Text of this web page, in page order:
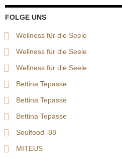
FOLGE UNS
Wellness für die Seele
Wellness für die Seele
Wellness für die Seele
Bettina Tepasse
Bettina Tepasse
Bettina Tepasse
Soulfood_88
MITEUS